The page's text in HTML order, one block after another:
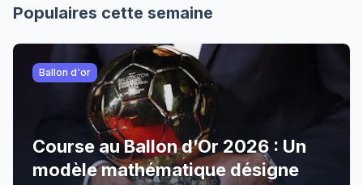
Populaires cette semaine
Ballon d'or
Course au Ballon d’Or 2026 : Un
modèle mathématique désigne